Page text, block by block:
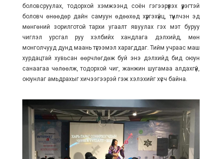
боловсруулах, тодорхой хэмжээнд соён гэгээрүүлэх үүрэгтэй
боловч өнөөдөр дайн самуун өдөөхөд хүргэхүйц, түүнлчэн эд
мөнгөний зорилготой тархи угаалт явуулах гэх мэт буруу
чиглэл урсгал руу хэлбийх хандлага дэлхийд, мөн
монголчууд дунд маань түгээмэл харагддаг. Тийм учраас маш
хурдацтай хувьсан өөрчлөгдөж буй энэ дэлхийд бид оюун
санаагаа чөлөөлж, тодорхой чиг, жанжин шугамаа алдахгүй,
оюунлаг амьдрахыг хичээгээрэй гэж хэлэхийг хүсч байна.